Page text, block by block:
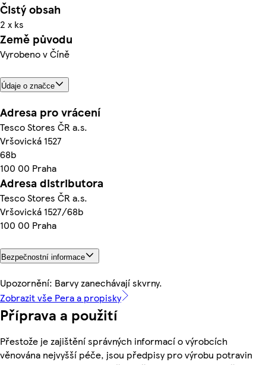
Čistý obsah
2 x ks
Země původu
Vyrobeno v Číně
Údaje o značce
Adresa pro vrácení
Tesco Stores ČR a.s.
Vršovická 1527
68b
100 00 Praha
Adresa distributora
Tesco Stores ČR a.s.
Vršovická 1527/68b
100 00 Praha
Bezpečnostní informace
Upozornění: Barvy zanechávají skvrny.
Zobrazit vše Pera a propisky
Příprava a použití
Přestože je zajištění správných informací o výrobcích
věnována nejvyšší péče, jsou předpisy pro výrobu potravin